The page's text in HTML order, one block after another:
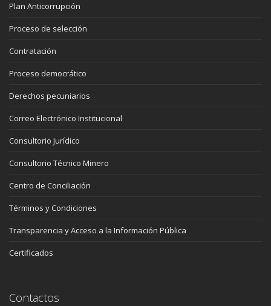
Plan Anticorrupción
Proceso de selección
Contratación
Proceso democrático
Derechos pecuniarios
Correo Electrónico Institucional
Consultorio Jurídico
Consultorio Técnico Minero
Centro de Conciliación
Términos y Condiciones
Transparencia y Acceso a la Información Pública
Certificados
Contactos